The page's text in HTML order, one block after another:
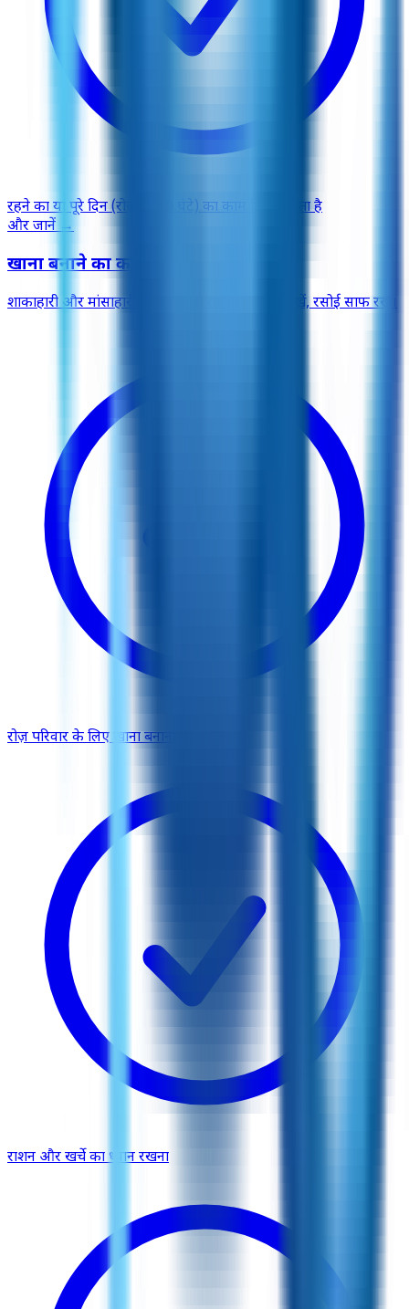
रहने का या पूरे दिन (रोज़ 8–10 घंटे) का काम मिल सकता है
और जानें→
खाना बनाने का काम
शाकाहारी और मांसाहारी खाना बनाएँ, राशन का ध्यान रखें, रसोई साफ रखें।
रोज़ परिवार के लिए खाना बनाना
राशन और खर्चे का ध्यान रखना